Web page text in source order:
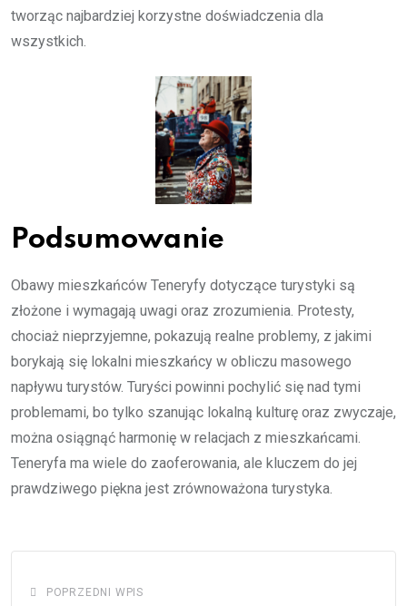
tworząc najbardziej korzystne doświadczenia dla
wszystkich.
Podsumowanie
Obawy mieszkańców Teneryfy dotyczące turystyki są
złożone i wymagają uwagi oraz zrozumienia. Protesty,
chociaż nieprzyjemne, pokazują realne problemy, z jakimi
borykają się lokalni mieszkańcy w obliczu masowego
napływu turystów. Turyści powinni pochylić się nad tymi
problemami, bo tylko szanując lokalną kulturę oraz zwyczaje,
można osiągnąć harmonię w relacjach z mieszkańcami.
Teneryfa ma wiele do zaoferowania, ale kluczem do jej
prawdziwego piękna jest zrównoważona turystyka.
POPRZEDNI WPIS